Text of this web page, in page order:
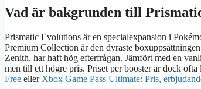
Vad är bakgrunden till
Prismatic Evolutions är en specialexpansion i
Premium Collection är den dyraste
Zenith, har haft hög efterfrågan. Jämfört med en
men till ett högre pris. Priset per booster är dock
Free eller Xbox Game Pass Ultimate: Pris,